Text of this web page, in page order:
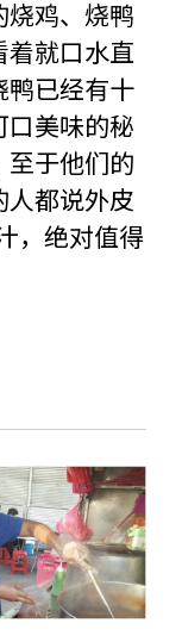
鸡、烧鸭
就口水直
鸭已经有十
美味的秘
于他们的
都说外皮
，绝对值得